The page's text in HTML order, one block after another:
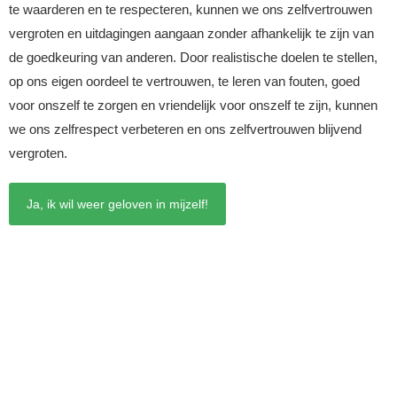
te waarderen en te respecteren, kunnen we ons zelfvertrouwen
vergroten en uitdagingen aangaan zonder afhankelijk te zijn van
de goedkeuring van anderen. Door realistische doelen te stellen,
op ons eigen oordeel te vertrouwen, te leren van fouten, goed
voor onszelf te zorgen en vriendelijk voor onszelf te zijn, kunnen
we ons zelfrespect verbeteren en ons zelfvertrouwen blijvend
vergroten.
Ja, ik wil weer geloven in mijzelf!